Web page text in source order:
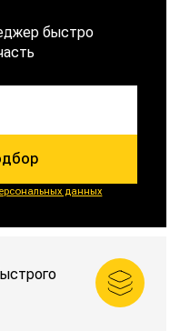
быстро
данных